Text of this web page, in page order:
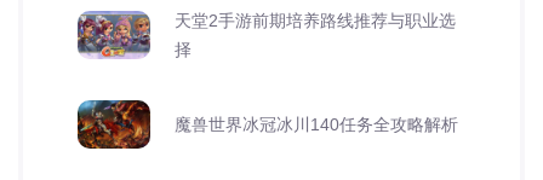
天堂2手游前期培养路线推荐与职业选
择
魔兽世界冰冠冰川140任务全攻略解析